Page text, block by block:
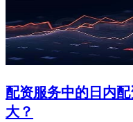
配资服务中的日内
大？